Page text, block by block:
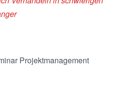
Projektmanagement